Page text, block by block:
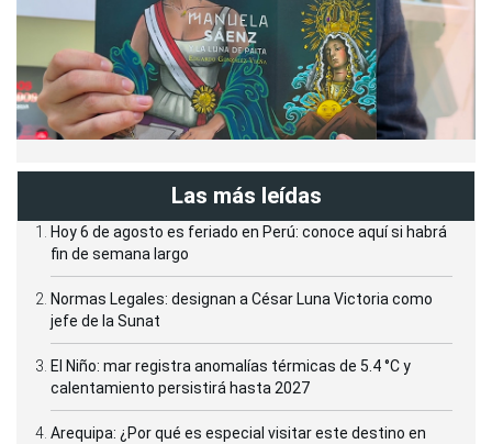
Las más leídas
Hoy 6 de agosto es feriado en Perú: conoce aquí si habrá
fin de semana largo
Normas Legales: designan a César Luna Victoria como
jefe de la Sunat
El Niño: mar registra anomalías térmicas de 5.4 °C y
calentamiento persistirá hasta 2027
Arequipa: ¿Por qué es especial visitar este destino en